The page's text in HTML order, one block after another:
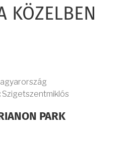
KÖZELBEN
Szigetszentmiklós
PARK